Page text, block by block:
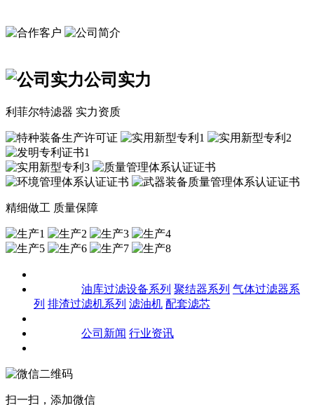
公司实力
利菲尔特滤器 实力资质
精细做工 质量保障
油库过滤设备系列 聚结器系列 气体过滤器系
列 排渣过滤机系列 滤油机 配套滤芯
公司新闻 行业资讯
扫一扫，添加微信